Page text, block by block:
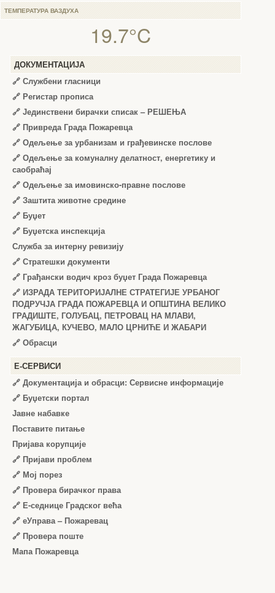
ТЕМПЕРАТУРА ВАЗДУХА
19.7°C
ДОКУМЕНТАЦИЈА
🔗 Службени гласници
🔗 Регистар прописа
🔗 Јединствени бирачки списак – РЕШЕЊА
🔗 Привреда Града Пожаревца
🔗 Одељење за урбанизам и грађевинске послове
🔗 Одељење за комуналну делатност, енергетику и
саобраћај
🔗 Одељење за имовинско-правне послове
🔗 Заштита животне средине
🔗 Буџет
🔗 Буџетска инспекција
Служба за интерну ревизију
🔗 Стратешки документи
🔗 Грађански водич кроз буџет Града Пожаревца
🔗 ИЗРАДА ТЕРИТОРИЈАЛНЕ СТРАТЕГИЈЕ УРБАНОГ
ПОДРУЧЈА ГРАДА ПОЖАРЕВЦА И ОПШТИНА ВЕЛИКО
ГРАДИШТЕ, ГОЛУБАЦ, ПЕТРОВАЦ НА МЛАВИ,
ЖАГУБИЦА, КУЧЕВО, МАЛО ЦРНИЋЕ И ЖАБАРИ
🔗 Обрасци
Е-СЕРВИСИ
🔗 Документација и обрасци: Сервисне информације
🔗 Буџетски портал
Јавне набавке
Поставите питање
Пријава корупције
🔗 Пријави проблем
🔗 Мој порез
🔗 Провера бирачког права
🔗 Е-седнице Градског већа
🔗 еУправа – Пожаревац
🔗 Провера поште
Мапа Пожаревца